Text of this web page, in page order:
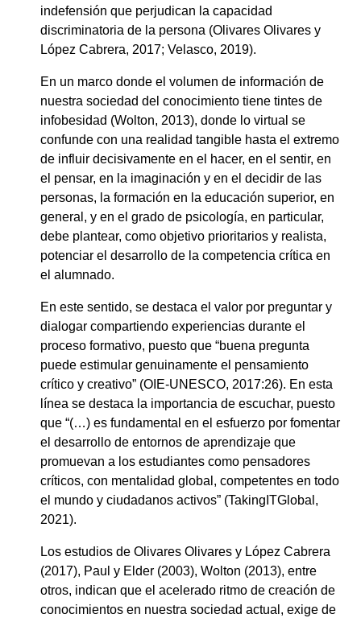
indefensión que perjudican la capacidad
discriminatoria de la persona (Olivares Olivares y
López Cabrera, 2017; Velasco, 2019).
En un marco donde el volumen de información de
nuestra sociedad del conocimiento tiene tintes de
infobesidad (Wolton, 2013), donde lo virtual se
confunde con una realidad tangible hasta el extremo
de influir decisivamente en el hacer, en el sentir, en
el pensar, en la imaginación y en el decidir de las
personas, la formación en la educación superior, en
general, y en el grado de psicología, en particular,
debe plantear, como objetivo prioritarios y realista,
potenciar el desarrollo de la competencia crítica en
el alumnado.
En este sentido, se destaca el valor por preguntar y
dialogar compartiendo experiencias durante el
proceso formativo, puesto que “buena pregunta
puede estimular genuinamente el pensamiento
crítico y creativo” (OIE-UNESCO, 2017:26). En esta
línea se destaca la importancia de escuchar, puesto
que “(…) es fundamental en el esfuerzo por fomentar
el desarrollo de entornos de aprendizaje que
promuevan a los estudiantes como pensadores
críticos, con mentalidad global, competentes en todo
el mundo y ciudadanos activos” (TakingITGlobal,
2021).
Los estudios de Olivares Olivares y López Cabrera
(2017), Paul y Elder (2003), Wolton (2013), entre
otros, indican que el acelerado ritmo de creación de
conocimientos en nuestra sociedad actual, exige de